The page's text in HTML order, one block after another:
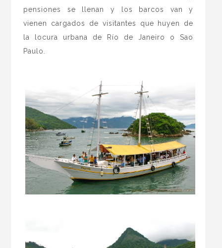
pensiones se llenan y los barcos van y
vienen cargados de visitantes que huyen de
la locura urbana de Río de Janeiro o Sao
Paulo.